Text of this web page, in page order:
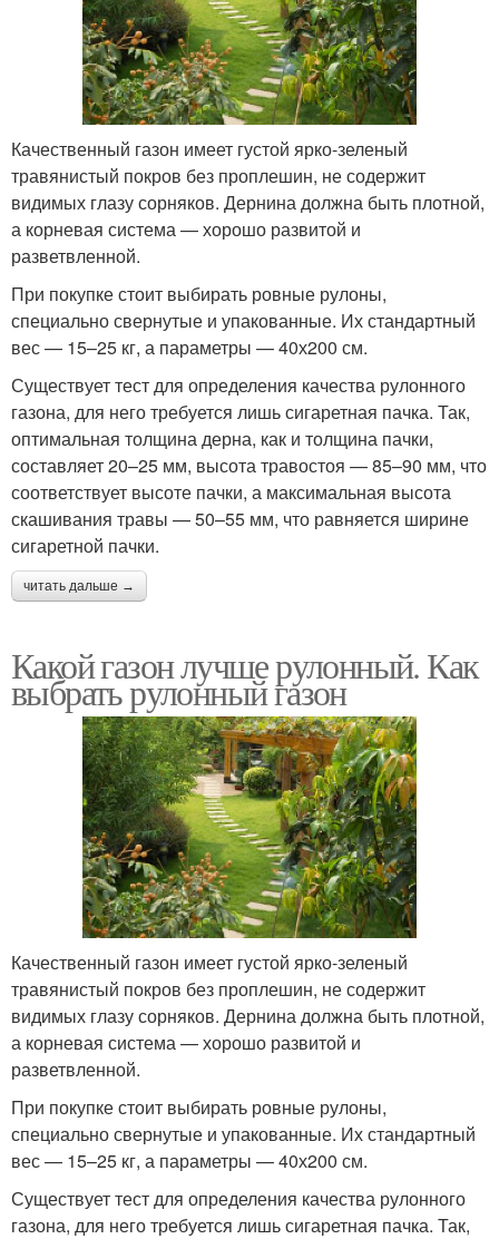
Качественный газон имеет густой ярко-зеленый
травянистый покров без проплешин, не содержит
видимых глазу сорняков. Дернина должна быть плотной,
а корневая система — хорошо развитой и
разветвленной.
При покупке стоит выбирать ровные рулоны,
специально свернутые и упакованные. Их стандартный
вес — 15–25 кг, а параметры — 40х200 см.
Существует тест для определения качества рулонного
газона, для него требуется лишь сигаретная пачка. Так,
оптимальная толщина дерна, как и толщина пачки,
составляет 20–25 мм, высота травостоя — 85–90 мм, что
соответствует высоте пачки, а максимальная высота
скашивания травы — 50–55 мм, что равняется ширине
сигаретной пачки.
читать дальше →
Какой газон лучше рулонный. Как
выбрать рулонный газон
Качественный газон имеет густой ярко-зеленый
травянистый покров без проплешин, не содержит
видимых глазу сорняков. Дернина должна быть плотной,
а корневая система — хорошо развитой и
разветвленной.
При покупке стоит выбирать ровные рулоны,
специально свернутые и упакованные. Их стандартный
вес — 15–25 кг, а параметры — 40х200 см.
Существует тест для определения качества рулонного
газона, для него требуется лишь сигаретная пачка. Так,